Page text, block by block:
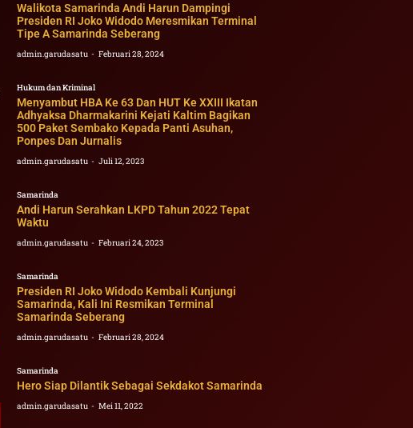
Walikota Samarinda Andi Harun Dampingi
Presiden RI Joko Widodo Meresmikan Terminal
Tipe A Samarinda Seberang
admin.garudasatu Februari 28, 2024
Hukum dan Kriminal
Menyambut HBA Ke 63 Dan HUT Ke XXIII Ikatan
Adhyaksa Dharmakarini Kejati Kaltim Bagikan
500 Paket Sembako Kepada Panti Asuhan,
Ponpes Dan Jurnalis
admin.garudasatu Juli 12, 2023
Samarinda
Andi Harun Serahkan LKPD Tahun 2022 Tepat
Waktu
admin.garudasatu Februari 24, 2023
Samarinda
Presiden RI Joko Widodo Kembali Kunjungi
Samarinda, Kali Ini Resmikan Terminal
Samarinda Seberang
admin.garudasatu Februari 28, 2024
Samarinda
Hero Siap Dilantik Sebagai Sekdakot Samarinda
admin.garudasatu Mei 11, 2022